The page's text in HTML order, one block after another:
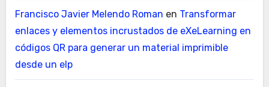
Francisco Javier Melendo Roman en Transformar
enlaces y elementos incrustados de eXeLearning en
códigos QR para generar un material imprimible
desde un elp